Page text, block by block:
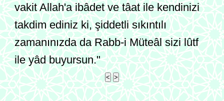
vakit Allah'a ibâdet ve tâat ile kendinizi
takdim ediniz ki, şiddetli sıkıntılı
zamanınızda da Rabb-i Müteâl sizi lûtf
ile yâd buyursun."
< >